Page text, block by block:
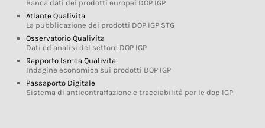
Banca dati dei prodotti europei DOP IGP
Atlante Qualivita
La pubblicazione dei prodotti DOP IGP STG
Osservatorio Qualivita
Dati ed analisi del settore DOP IGP
Rapporto Ismea Qualivita
Indagine economica sui prodotti DOP IGP
Passaporto Digitale
Sistema di anticontraffazione e tracciabilità per le dop IGP